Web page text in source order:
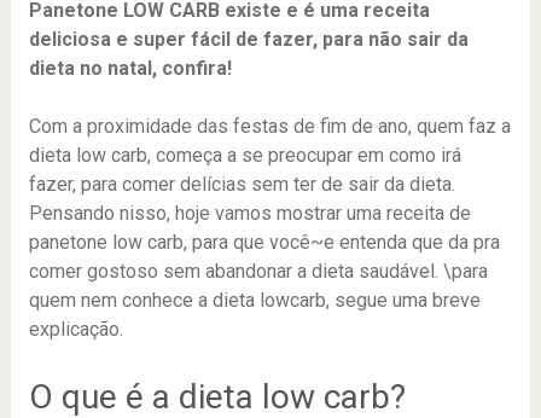
Panetone LOW CARB existe e é uma receita
deliciosa e super fácil de fazer, para não sair da
dieta no natal, confira!
Com a proximidade das festas de fim de ano, quem faz a
dieta low carb, começa a se preocupar em como irá
fazer, para comer delícias sem ter de sair da dieta.
Pensando nisso, hoje vamos mostrar uma receita de
panetone low carb, para que você~e entenda que da pra
comer gostoso sem abandonar a dieta saudável. \para
quem nem conhece a dieta lowcarb, segue uma breve
explicação.
O que é a dieta low carb?